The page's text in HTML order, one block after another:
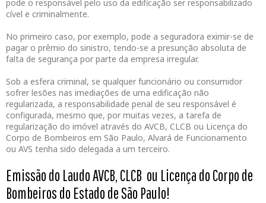
pode o responsável pelo uso da edificação ser responsabilizado
cível e criminalmente.
No primeiro caso, por exemplo, pode a seguradora eximir-se de
pagar o prêmio do sinistro, tendo-se a presunção absoluta de
falta de segurança por parte da empresa irregular.
Sob a esfera criminal, se qualquer funcionário ou consumidor
sofrer lesões nas imediações de uma edificação não
regularizada, a responsabilidade penal de seu responsável é
configurada, mesmo que, por muitas vezes, a tarefa de
regularização do imóvel através do AVCB, CLCB ou Licença do
Corpo de Bombeiros em São Paulo, Alvará de Funcionamento
ou AVS tenha sido delegada a um terceiro.
Emissão do Laudo AVCB, CLCB ou Licença do Corpo de
Bombeiros do Estado de São Paulo!